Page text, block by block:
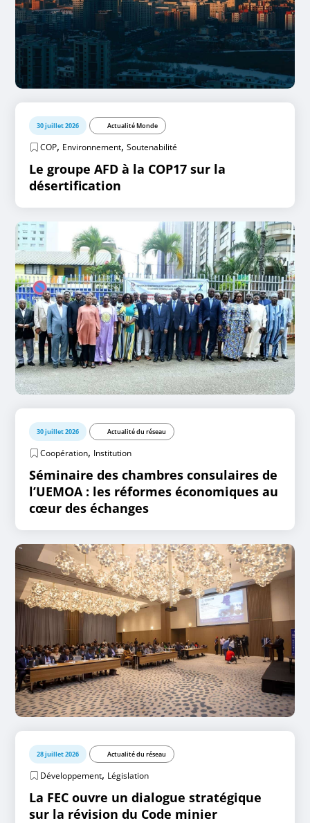
30 juillet 2026 Actualité Monde
COP, Environnement,Soutenabilité
Le groupe AFD à la COP17 sur la
désertification
30 juillet 2026 Actualité du réseau
Coopération, Institution
Séminaire des chambres consulaires de
l’UEMOA : les réformes économiques au
cœur des échanges
28 juillet 2026 Actualité du réseau
Développement, Législation
La FEC ouvre un dialogue stratégique
sur la révision du Code minier